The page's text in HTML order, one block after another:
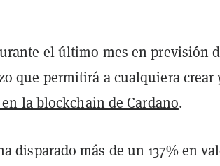
el último mes en previsión
que permitirá a cualquiera crear
la blockchain de Cardano.
disparado más de un 137% en